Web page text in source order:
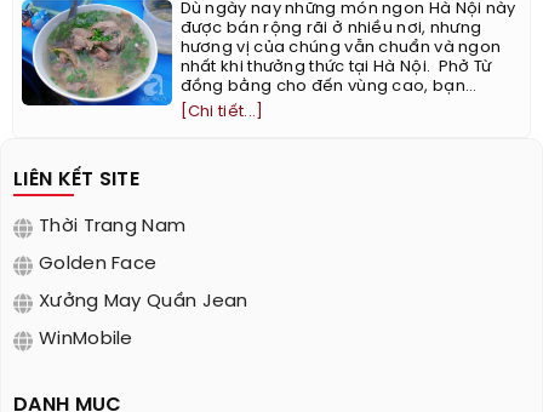
Dù ngày nay những món ngon Hà Nội này
được bán rộng rãi ở nhiều nơi, nhưng
hương vị của chúng vẫn chuẩn và ngon
nhất khi thưởng thức tại Hà Nội. ​ Phở Từ
đồng bằng cho đến vùng cao, bạn...
[Chi tiết...]
LIÊN KẾT SITE
Thời Trang Nam
Golden Face
Xưởng May Quần Jean
WinMobile
DANH MỤC